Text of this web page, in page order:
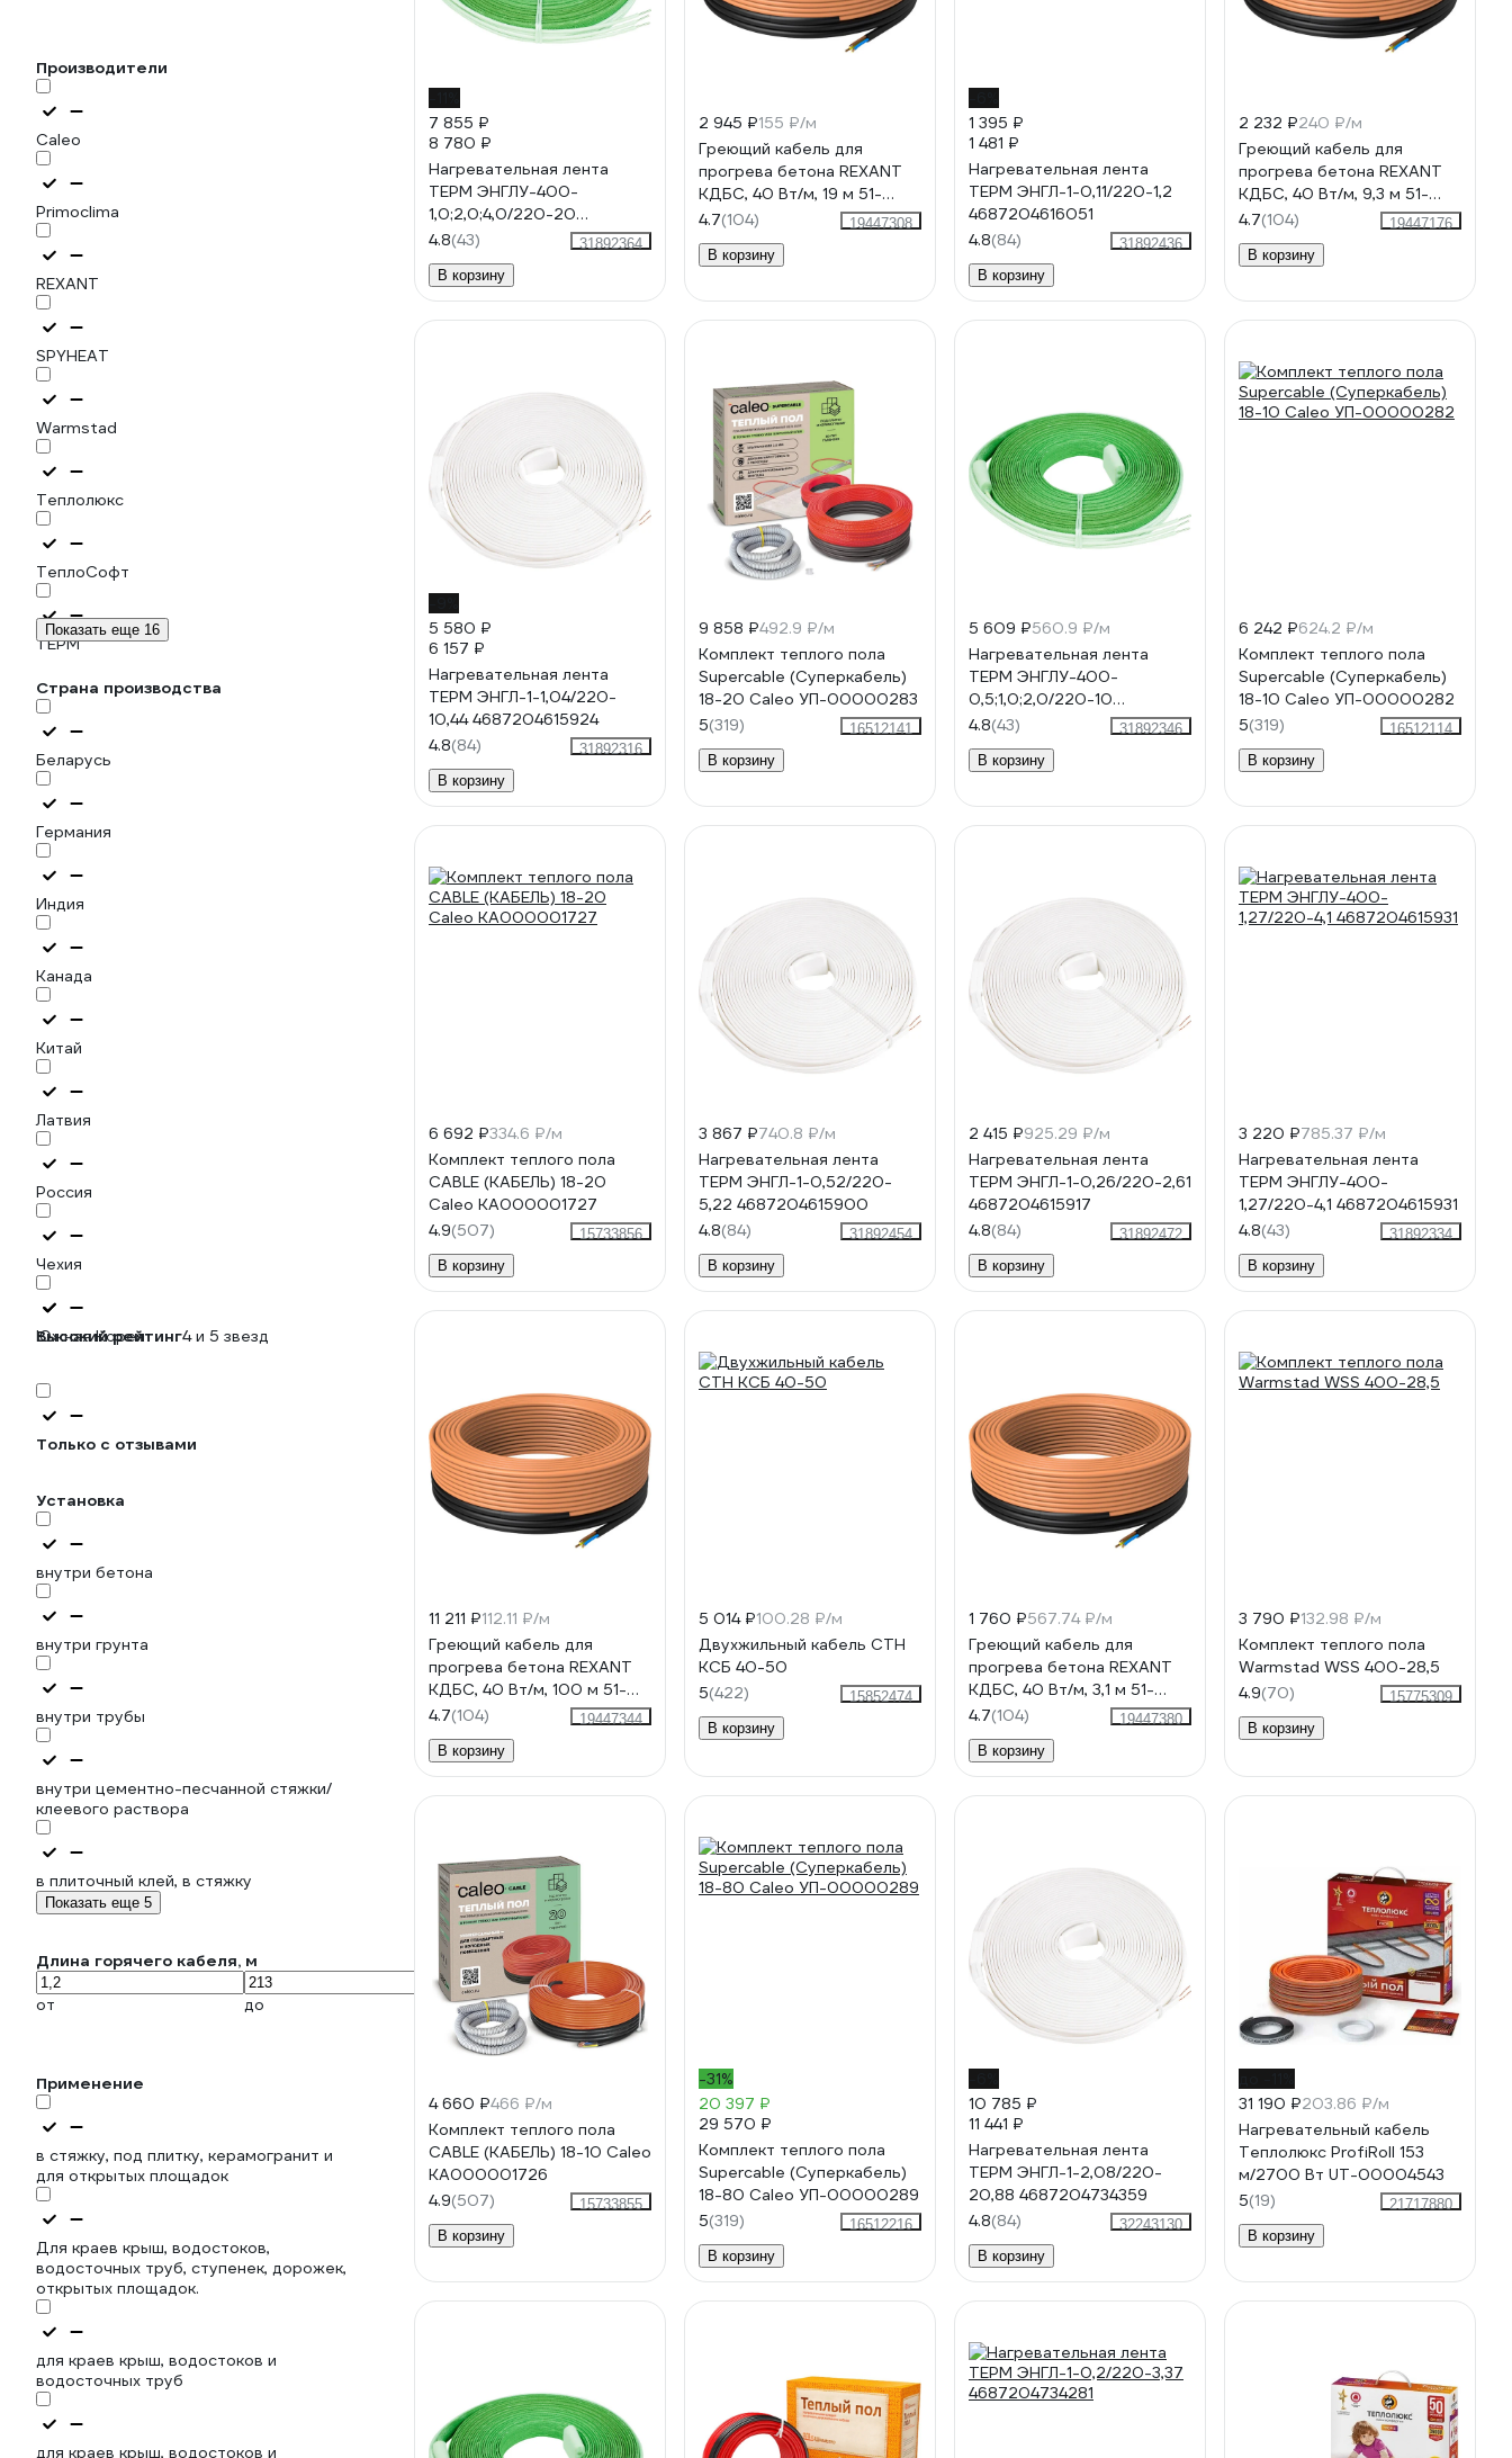
Производители
Caleo
Primoclima
REXANT
SPYHEAT
Warmstad
Теплолюкс
ТеплоСофт
ТЕРМ
Показать еще 16
Страна производства
Беларусь
Германия
Индия
Канада
Китай
Латвия
Россия
Чехия
Южная Корея
Высокий рейтинг4 и 5 звезд
Только с отзывами
Установка
внутри бетона
внутри грунта
внутри трубы
внутри цементно-песчанной стяжки/
клеевого раствора
в плиточный клей, в стяжку
Показать еще 5
Длина горячего кабеля, м
от до
Применение
в стяжку, под плитку, керамогранит и
для открытых площадок
Для краев крыш, водостоков,
водосточных труб, ступенек, дорожек,
открытых площадок.
для краев крыш, водостоков и
водосточных труб
для краев крыш, водостоков и
7 855 ₽
8 780 ₽
Нагревательная лента
ТЕРМ ЭНГЛУ-400-
1,0;2,0;4,0/220-20
4687204615979
4.8(43)
31892364
В корзину
2 945 ₽155 ₽/м
Греющий кабель для
прогрева бетона REXANT
КДБС, 40 Вт/м, 19 м 51-
0082
4.7(104)
19447308
В корзину
1 395 ₽
1 481 ₽
Нагревательная лента
ТЕРМ ЭНГЛ-1-0,11/220-1,2
4687204616051
4.8(84)
31892436
В корзину
2 232 ₽240 ₽/м
Греющий кабель для
прогрева бетона REXANT
КДБС, 40 Вт/м, 9,3 м 51-
0081
4.7(104)
19447176
В корзину
5 580 ₽
6 157 ₽
Нагревательная лента
ТЕРМ ЭНГЛ-1-1,04/220-
10,44 4687204615924
4.8(84)
31892316
В корзину
9 858 ₽492.9 ₽/м
Комплект теплого пола
Supercable (Суперкабель)
18-20 Caleo УП-00000283
5(319)
16512141
В корзину
5 609 ₽560.9 ₽/м
Нагревательная лента
ТЕРМ ЭНГЛУ-400-
0,5;1,0;2,0/220-10
4687204616013
4.8(43)
31892346
В корзину
6 242 ₽624.2 ₽/м
Комплект теплого пола
Supercable (Суперкабель)
18-10 Caleo УП-00000282
5(319)
16512114
В корзину
6 692 ₽334.6 ₽/м
Комплект теплого пола
CABLE (КАБЕЛЬ) 18-20
Caleo КА000001727
4.9(507)
15733856
В корзину
3 867 ₽740.8 ₽/м
Нагревательная лента
ТЕРМ ЭНГЛ-1-0,52/220-
5,22 4687204615900
4.8(84)
31892454
В корзину
2 415 ₽925.29 ₽/м
Нагревательная лента
ТЕРМ ЭНГЛ-1-0,26/220-2,61
4687204615917
4.8(84)
31892472
В корзину
3 220 ₽785.37 ₽/м
Нагревательная лента
ТЕРМ ЭНГЛУ-400-
1,27/220-4,1 4687204615931
4.8(43)
31892334
В корзину
11 211 ₽112.11 ₽/м
Греющий кабель для
прогрева бетона REXANT
КДБС, 40 Вт/м, 100 м 51-
0086
4.7(104)
19447344
В корзину
5 014 ₽100.28 ₽/м
Двухжильный кабель СТН
КСБ 40-50
5(422)
15852474
В корзину
1 760 ₽567.74 ₽/м
Греющий кабель для
прогрева бетона REXANT
КДБС, 40 Вт/м, 3,1 м 51-
0080
4.7(104)
19447380
В корзину
3 790 ₽132.98 ₽/м
Комплект теплого пола
Warmstad WSS 400-28,5
4.9(70)
15775309
В корзину
4 660 ₽466 ₽/м
Комплект теплого пола
CABLE (КАБЕЛЬ) 18-10 Caleo
КА000001726
4.9(507)
15733855
В корзину
-31%
20 397 ₽
29 570 ₽
Комплект теплого пола
Supercable (Суперкабель)
18-80 Caleo УП-00000289
5(319)
16512216
В корзину
10 785 ₽
11 441 ₽
Нагревательная лента
ТЕРМ ЭНГЛ-1-2,08/220-
20,88 4687204734359
4.8(84)
32243130
В корзину
31 190 ₽203.86 ₽/м
Нагревательный кабель
Теплолюкс ProfiRoll 153
м/2700 Вт UT-00004543
5(19)
21717880
В корзину